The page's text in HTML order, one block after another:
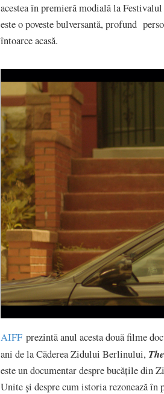
acestea în premieră modială la
este o poveste bulversantă, profund
întoarce acasă.
AIFF prezintă anul acesta două filme
ani de la Căderea Zidului Berlinului,
este un documentar despre bucățile
Unite și despre cum istoria rezonează